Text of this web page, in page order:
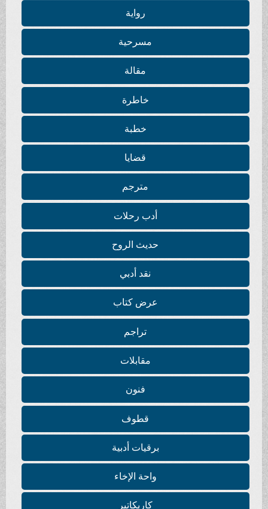
رواية
مسرحية
مقالة
خاطرة
خطبة
قضايا
مترجم
أدب رحلات
حديث الروح
نقد أدبي
عرض كتاب
تراجم
مقابلات
فنون
قطوف
برقيات أدبية
واحة الإخاء
كاريكاتير